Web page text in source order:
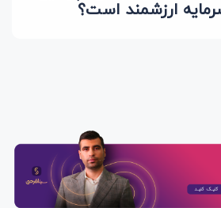
ارزشمند است؟